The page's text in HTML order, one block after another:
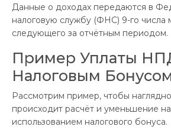
Данные о доходах передаются в
налоговую службу (ФНС) 9-го числа
следующего за отчётным периодом.
Пример Уплаты
Налоговым
Рассмотрим пример, чтобы наглядно
происходит расчёт и уменьшение
использованием налогового бонуса.